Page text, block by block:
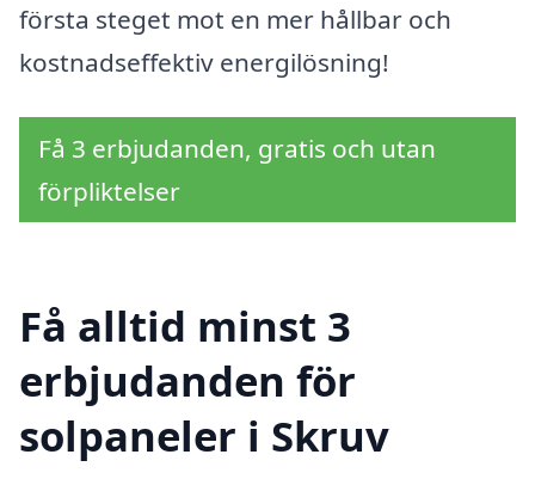
första steget mot en mer hållbar och
kostnadseffektiv energilösning!
Få 3 erbjudanden, gratis och utan
förpliktelser
Få alltid minst 3
erbjudanden för
solpaneler i Skruv